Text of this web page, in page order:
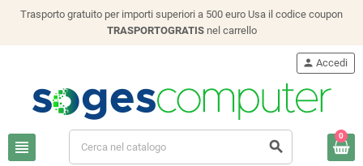
Trasporto gratuito per importi superiori a 500 euro Usa il codice coupon
TRASPORTOGRATISnel carrello
view_headline search
person Accedi
0